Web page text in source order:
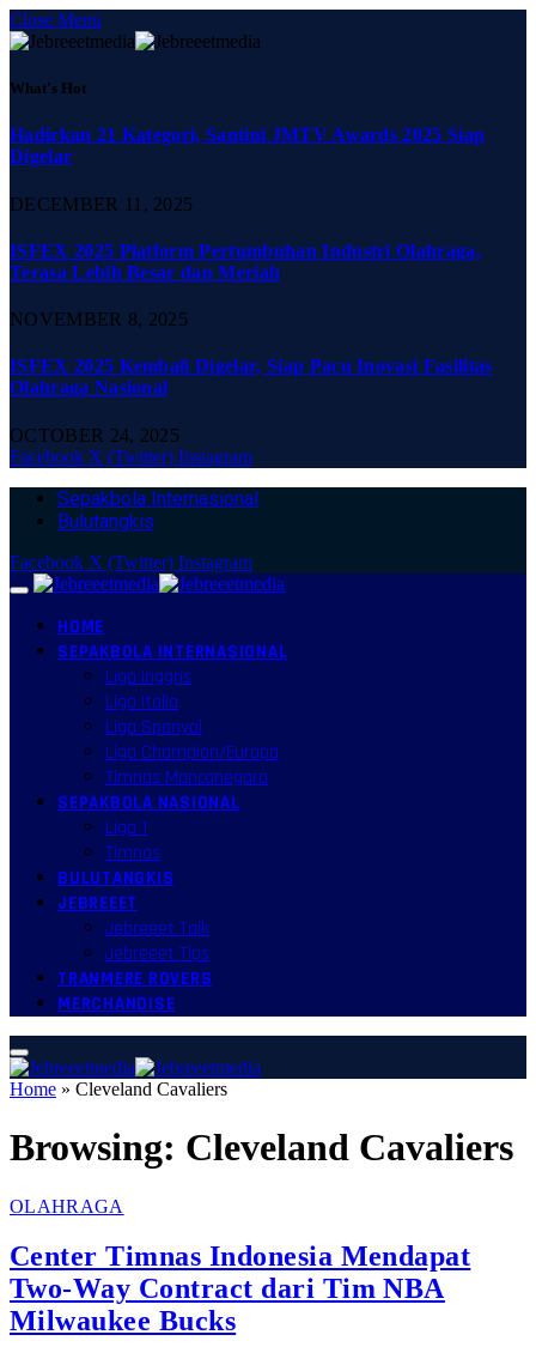
Close Menu
What's Hot
Hadirkan 21 Kategori, Santini JMTV Awards 2025 Siap
Digelar
DECEMBER 11, 2025
ISFEX 2025 Platform Pertumbuhan Industri Olahraga,
Terasa Lebih Besar dan Meriah
NOVEMBER 8, 2025
ISFEX 2025 Kembali Digelar, Siap Pacu Inovasi Fasilitas
Olahraga Nasional
OCTOBER 24, 2025
Facebook X (Twitter) Instagram
Sepakbola Internasional
Bulutangkis
Facebook X (Twitter) Instagram
HOME
SEPAKBOLA INTERNASIONAL
Liga Inggris
Liga Italia
Liga Spanyol
Liga Champion/Europa
Timnas Mancanegara
SEPAKBOLA NASIONAL
Liga 1
Timnas
BULUTANGKIS
JEBREEET
Jebreeet Talk
Jebreeet Tips
TRANMERE ROVERS
MERCHANDISE
Home » Cleveland Cavaliers
Browsing: Cleveland Cavaliers
OLAHRAGA
Center Timnas Indonesia Mendapat
Two-Way Contract dari Tim NBA
Milwaukee Bucks